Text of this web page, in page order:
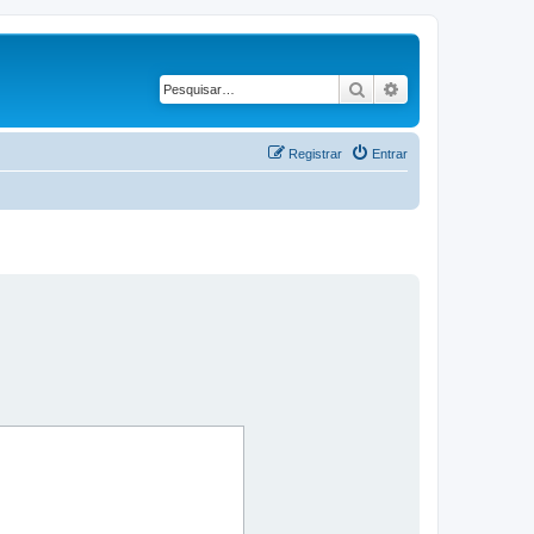
Pesquisar
Entrar
Registrar